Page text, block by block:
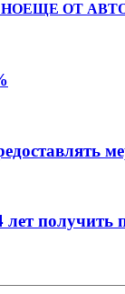
ЕЩЕ ОТ
получить